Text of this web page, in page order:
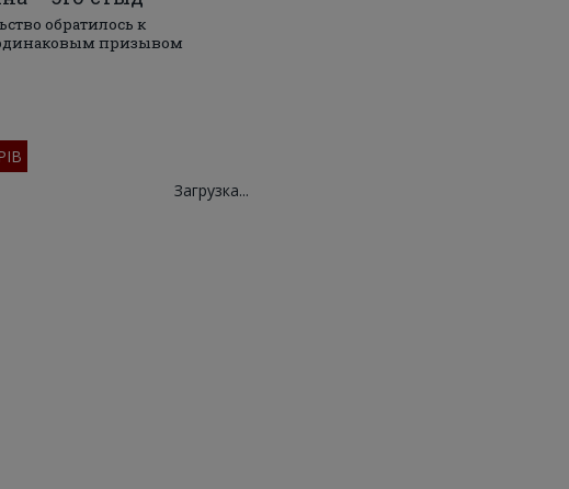
обратилось к
призывом
Загрузка...